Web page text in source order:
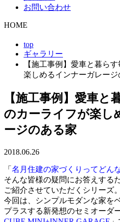
お問い合わせ
HOME
top
ギャラリー
【施工事例】愛車と暮ら
楽しめるインナーガレー
【施工事例】愛車と
のカーライフが楽し
ージのある家
2018.06.26
「 名月住建の家づくりってどん
そんな皆様の疑問にお答えする
ご紹介させていただくシリーズ。
今回は、シンプルモダンな家を
プラスする新発想のセミオーダ